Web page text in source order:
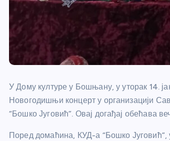
У Дому културе у Бошњану, у уторак 14.
Новогодишњи концерт у организацији
“Бошко Југовић”. Овај догађај обећава
Поред домаћина, КУД-а “Бошко Југовић”,